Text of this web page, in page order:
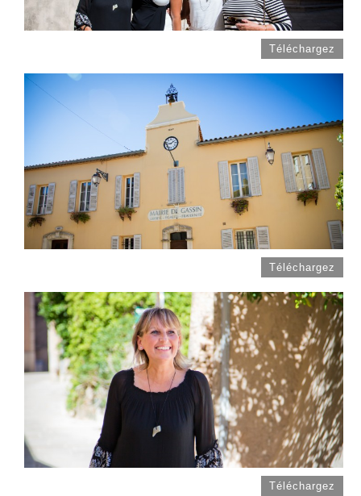
Téléchargez
Téléchargez
Téléchargez